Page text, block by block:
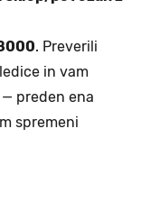
. Preverili
in vam
preden ena
spremeni